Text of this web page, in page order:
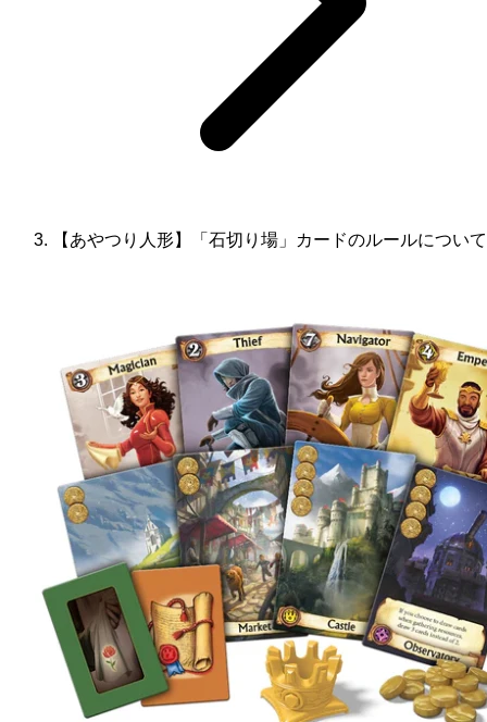
【あやつり人形】「石切り場」カードのルールについて